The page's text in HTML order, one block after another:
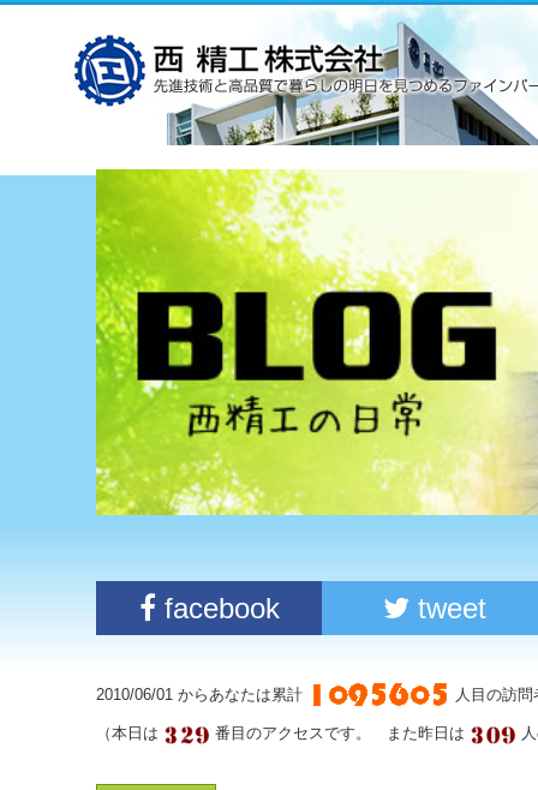
facebook tweet
2010/06/01 からあなたは累計 人目の訪
（本日は 番目のアクセスです。 また昨日は